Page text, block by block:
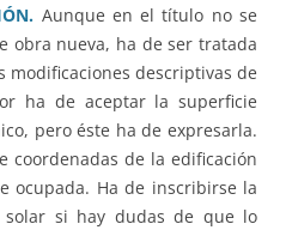
Aunque en el título no se
obra nueva, ha de ser tratada
modificaciones descriptivas de
ha de aceptar la superficie
pero éste ha de expresarla.
coordenadas de la edificación
ocupada. Ha de inscribirse la
solar si hay dudas de que lo